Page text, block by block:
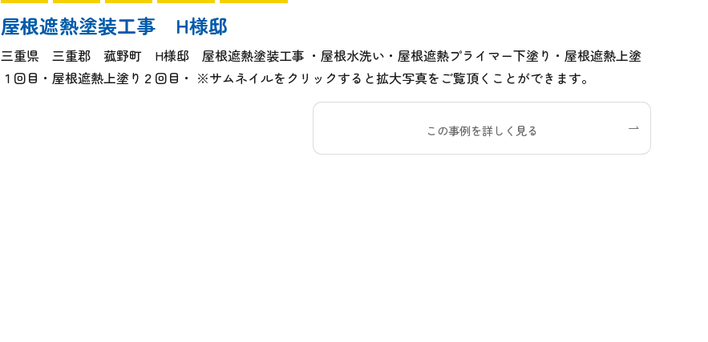
屋根遮熱塗装工事 H様邸
三重県 三重郡 菰野町 H様邸 屋根遮熱塗装工事 ・屋根水洗い・屋根遮熱プライマー下塗り・屋根遮熱上塗
１回目・屋根遮熱上塗り２回目・ ※サムネイルをクリックすると拡大写真をご覧頂くことができます。
この事例を詳しく見る